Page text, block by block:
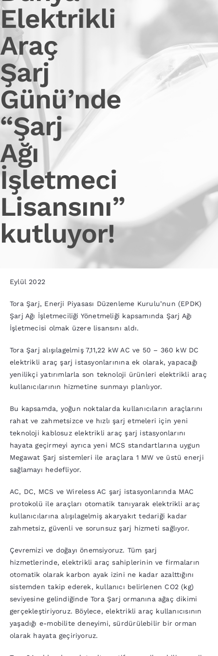
Elektrikli
Araç
Şarj
Günü’nde
“Şarj
Ağı
İşletmeci
Lisansını”
kutluyor!
Eylül 2022
Tora Şarj, Enerji Piyasası Düzenleme Kurulu’nun (EPDK)
Şarj Ağı İşletmeciliği Yönetmeliği kapsamında Şarj Ağı
İşletmecisi olmak üzere lisansını aldı.
Tora Şarj alışılagelmiş 7,11,22 kW AC ve 50 – 360 kW DC
elektrikli araç şarj istasyonlarınına ek olarak, yapacağı
yenilikçi yatırımlarla son teknoloji ürünleri elektrikli araç
kullanıcılarının hizmetine sunmayı planlıyor.
Bu kapsamda, yoğun noktalarda kullanıcıların araçlarını
rahat ve zahmetsizce ve hızlı şarj etmeleri için yeni
teknoloji kablosuz elektrikli araç şarj istasyonlarını
hayata geçirmeyi ayrıca yeni MCS standartlarına uygun
Megawat Şarj sistemleri ile araçlara 1 MW ve üstü enerji
sağlamayı hedefliyor.
AC, DC, MCS ve Wireless AC şarj istasyonlarında MAC
protokolü ile araçları otomatik tanıyarak elektrikli araç
kullanıcılarına alışılagelmiş akaryakıt tedariği kadar
zahmetsiz, güvenli ve sorunsuz şarj hizmeti sağlıyor.
Çevremizi ve doğayı önemsiyoruz. Tüm şarj
hizmetlerinde, elektrikli araç sahiplerinin ve firmaların
otomatik olarak karbon ayak izini ne kadar azalttığını
sistemden takip ederek, kullanıcı belirlenen CO2 (kg)
seviyesine gelindiğinde Tora Şarj ormanına ağaç dikimi
gerçekleştiriyoruz. Böylece, elektrikli araç kullanıcısının
yaşadığı e-mobilite deneyimi, sürdürülebilir bir orman
olarak hayata geçiriyoruz.